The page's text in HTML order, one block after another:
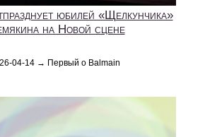
юбилей «Щелкунчика»
на Новой сцене
04-14 → Первый о Balmain